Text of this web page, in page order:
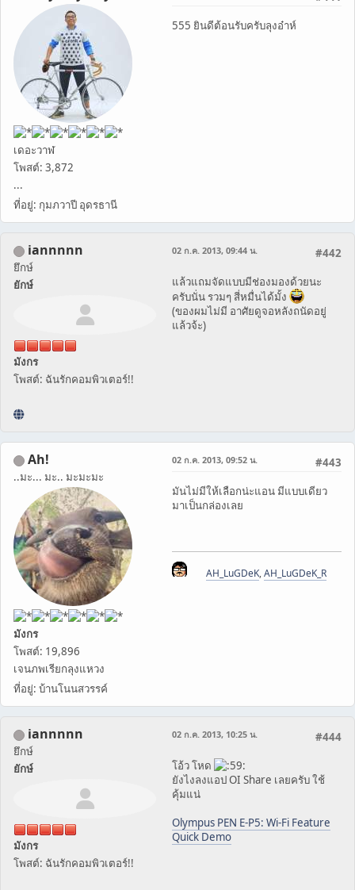
เดอะวาฬ
โพสต์: 3,872
...
ที่อยู่: กุมภวาปี อุดรธานี
555 ยินดีต้อนรับครับลุงอ๋าห์
iannnnn
ยึกษ์
ยักษ์
มังกร
โพสต์: ฉันรักคอมพิวเตอร์!!
#442
02 ก.ค. 2013, 09:44 น.
แล้วแถมจัดแบบมีช่องมองด้วยนะ
ครับนั่น รวมๆ สี่หมื่นได้มั้ง
(ของผมไม่มี อาศัยดูจอหลังถนัดอยู่
แล้วจ้ะ)
Ah!
..มะ... มะ.. มะมะมะ
มังกร
โพสต์: 19,896
เจนภพเรียกลุงแหวง
ที่อยู่: บ้านโนนสวรรค์
#443
02 ก.ค. 2013, 09:52 น.
มันไม่มีให้เลือกน่ะแอน มีแบบเดียว
มาเป็นกล่องเลย
AH_LuGDeK,AH_LuGDeK_R
iannnnn
ยึกษ์
ยักษ์
มังกร
โพสต์: ฉันรักคอมพิวเตอร์!!
#444
02 ก.ค. 2013, 10:25 น.
โอ้ว โหด
ยังไงลงแอป OI Share เลยครับ ใช้
คุ้มแน่
Olympus PEN E-P5: Wi-Fi Feature
Quick Demo